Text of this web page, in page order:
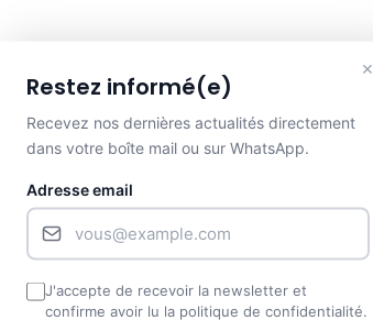
×
Restez informé(e)
Recevez nos dernières actualités directement
dans votre boîte mail ou sur WhatsApp.
Adresse email
J'accepte de recevoir la newsletter et
confirme avoir lu la politique de confidentialité.